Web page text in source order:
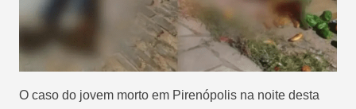
O caso do jovem morto em Pirenópolis na noite desta